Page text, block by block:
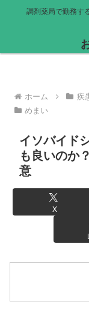
調剤薬局で勤務す
ホーム 疾
めまい
イソバイド
も良いのか
意
X